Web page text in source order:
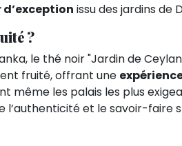
issu des jardins de
?
le thé noir "Jardin de
fruité, offrant une
même les palais les plus
l’authenticité et le savoir-faire